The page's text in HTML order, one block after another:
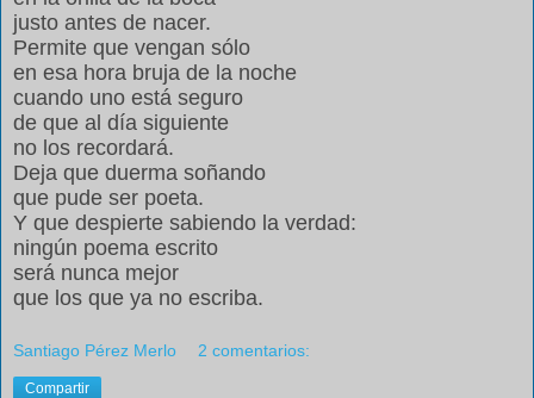
justo antes de nacer.
Permite que vengan sólo
en esa hora bruja de la noche
cuando uno está seguro
de que al día siguiente
no los recordará.
Deja que duerma soñando
que pude ser poeta.
Y que despierte sabiendo la verdad:
ningún poema escrito
será nunca mejor
que los que ya no escriba.
Santiago Pérez Merlo 2 comentarios:
Compartir